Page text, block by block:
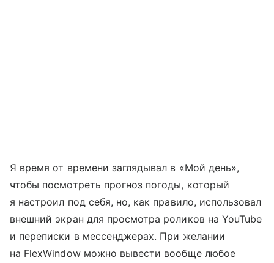
Я время от времени заглядывал в «Мой день»,
чтобы посмотреть прогноз погоды, который
я настроил под себя, но, как правило, использовал
внешний экран для просмотра роликов на YouTube
и переписки в мессенджерах. При желании
на FlexWindow можно вывести вообще любое